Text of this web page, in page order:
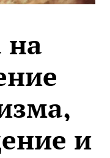
на
и